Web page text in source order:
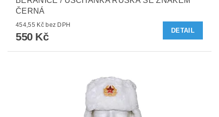
ČERNÁ
454,55 Kč bez DPH
550 Kč
DETAIL